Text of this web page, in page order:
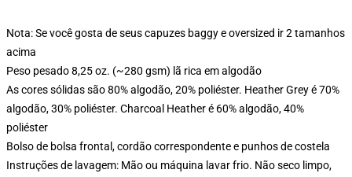
Nota: Se você gosta de seus capuzes baggy e oversized ir 2 tamanhos
acima
Peso pesado 8,25 oz. (~280 gsm) lã rica em algodão
As cores sólidas são 80% algodão, 20% poliéster. Heather Grey é 70%
algodão, 30% poliéster. Charcoal Heather é 60% algodão, 40%
poliéster
Bolso de bolsa frontal, cordão correspondente e punhos de costela
Instruções de lavagem: Mão ou máquina lavar frio. Não seco limpo,